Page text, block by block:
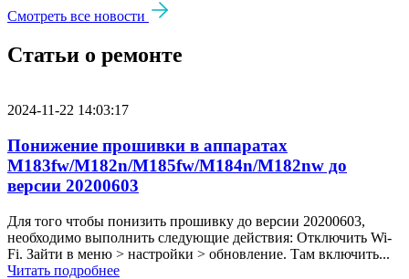
Смотреть все новости
Статьи о ремонте
2024-11-22 14:03:17
Понижение прошивки в аппаратах
M183fw/M182n/M185fw/M184n/M182nw до
версии 20200603
Для того чтобы понизить прошивку до версии 20200603,
необходимо выполнить следующие действия: Отключить Wi-
Fi. Зайти в меню > настройки > обновление. Там включить...
Читать подробнее